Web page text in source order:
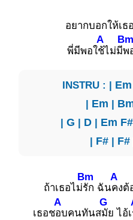
อยากบอกให้เธ
พี่มีพอใ
A
ช้ไม่มี
Bm
พ
INSTRU : | Em
| Em |
| G | D| Em
| F# | F#
ถ้าเธอไม่
Bm
รัก ฉัน
A
คงต้
เธอช
A
อบคนทันส
G
มัย ไอ้เ